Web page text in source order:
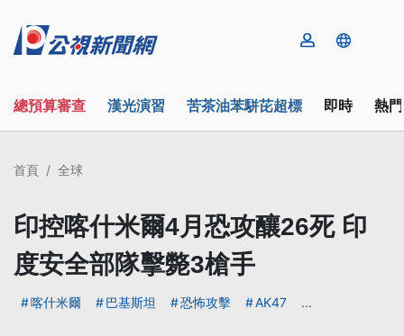
總預算審查 漢光演習 苦茶油苯駢芘超標 即時 熱
首頁 全球
印控喀什米爾4月恐攻釀26死 印
度安全部隊擊斃3槍手
喀什米爾 巴基斯坦 恐怖攻擊 AK47 ...